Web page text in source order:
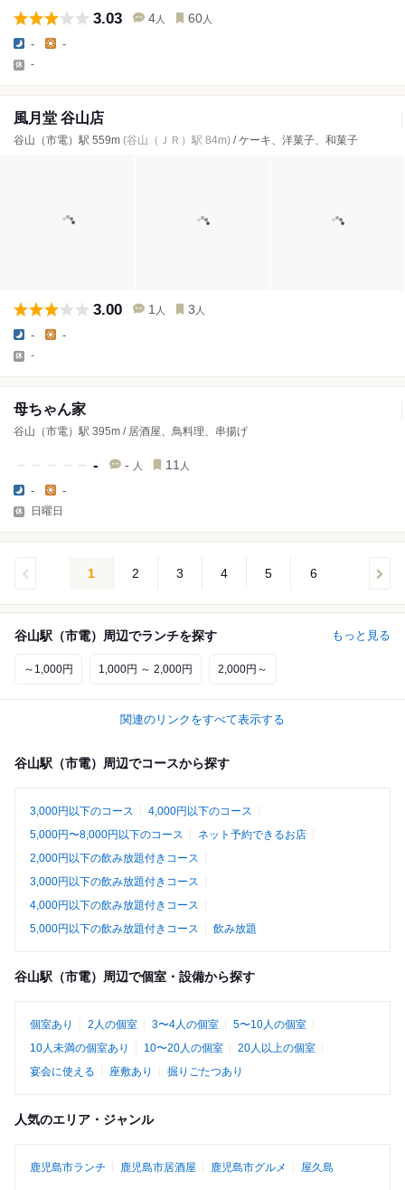
3.03 4 人 60 人
- -
-
風月堂 谷山店
谷山（市電）駅 559m (谷山（ＪＲ）駅 84m) / ケーキ、洋菓子、和菓子
3.00 1 人 3 人
- -
-
母ちゃん家
谷山（市電）駅 395m / 居酒屋、鳥料理、串揚げ
- - 人 11 人
- -
日曜日
1 2 3 4 5 6
谷山駅（市電）周辺でランチを探す もっと見る
～1,000円 1,000円 ～ 2,000円 2,000円～
関連のリンクをすべて表示する
谷山駅（市電）周辺でコースから探す
3,000円以下のコース
4,000円以下のコース
5,000円〜8,000円以下のコース
ネット予約できるお店
2,000円以下の飲み放題付きコース
3,000円以下の飲み放題付きコース
4,000円以下の飲み放題付きコース
5,000円以下の飲み放題付きコース
飲み放題
谷山駅（市電）周辺で個室・設備から探す
個室あり 2人の個室 3〜4人の個室
5〜10人の個室
10人未満の個室あり
10〜20人の個室
20人以上の個室
宴会に使える
座敷あり 掘りごたつあり
人気のエリア・ジャンル
鹿児島市ランチ 鹿児島市居酒屋 鹿児島市グルメ 屋久島